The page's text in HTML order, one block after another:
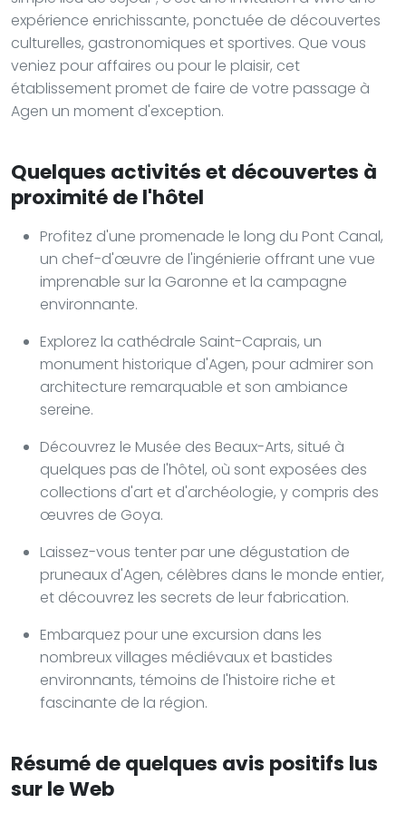
expérience enrichissante, ponctuée de découvertes
culturelles, gastronomiques et sportives. Que vous
veniez pour affaires ou pour le plaisir, cet
établissement promet de faire de votre passage à
Agen un moment d'exception.
Quelques activités et découvertes à
proximité de l'hôtel
Profitez d'une promenade le long du Pont Canal,
un chef-d'œuvre de l'ingénierie offrant une vue
imprenable sur la Garonne et la campagne
environnante.
Explorez la cathédrale Saint-Caprais, un
monument historique d'Agen, pour admirer son
architecture remarquable et son ambiance
sereine.
Découvrez le Musée des Beaux-Arts, situé à
quelques pas de l'hôtel, où sont exposées des
collections d'art et d'archéologie, y compris des
œuvres de Goya.
Laissez-vous tenter par une dégustation de
pruneaux d'Agen, célèbres dans le monde entier,
et découvrez les secrets de leur fabrication.
Embarquez pour une excursion dans les
nombreux villages médiévaux et bastides
environnants, témoins de l'histoire riche et
fascinante de la région.
Résumé de quelques avis positifs lus
sur le Web